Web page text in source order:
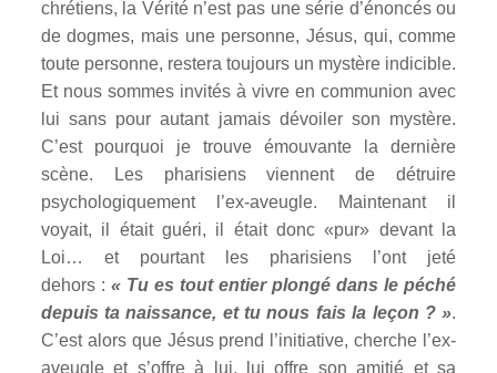
chrétiens, la Vérité n’est pas une série d’énoncés ou
de dogmes, mais une personne, Jésus, qui, comme
toute personne, restera toujours un mystère indicible.
Et nous sommes invités à vivre en communion avec
lui sans pour autant jamais dévoiler son mystère.
C’est pourquoi je trouve émouvante la dernière
scène. Les pharisiens viennent de détruire
psychologiquement l’ex-aveugle. Maintenant il
voyait, il était guéri, il était donc «pur» devant la
Loi… et pourtant les pharisiens l’ont jeté
dehors : « Tu es tout entier plongé dans le péché
depuis ta naissance, et tu nous fais la leçon ? ».
C’est alors que Jésus prend l’initiative, cherche l’ex-
aveugle et s’offre à lui, lui offre son amitié et sa